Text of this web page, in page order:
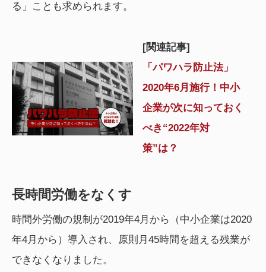
る」ことも求められます。
[関連記事]
「パワハラ防止法」
2020年6月施行！中小
企業が次に知っておく
べき“2022年対
策”は？
長時間労働をなくす
時間外労働の規制が2019年4月から（中小企業は2020
年4月から）導入され、原則月45時間を超える残業が
できなくなりました。